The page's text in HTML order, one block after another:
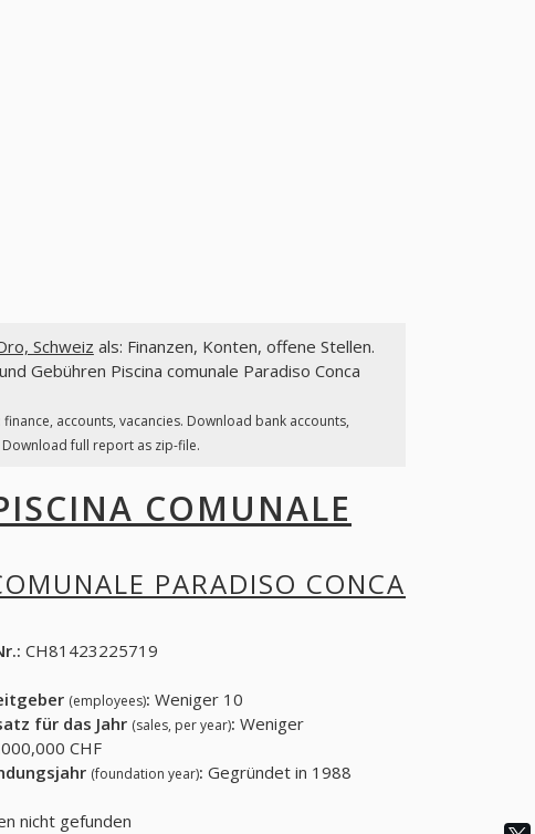
Schweiz als: Finanzen, Konten, offene Stellen.
Gebühren Piscina comunale Paradiso Conca
finance, accounts, vacancies. Download bank accounts,
full report as zip-file.
COMUNALE
PARADISO CONCA
CH81423225719
(employees): Weniger 10
für das Jahr (sales, per year): Weniger
CHF
(foundation year): Gegründet in 1988
nicht gefunden